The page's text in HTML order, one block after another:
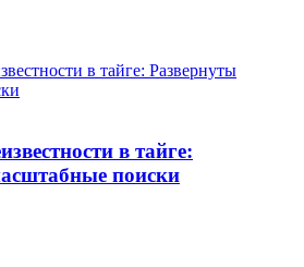
в тайге:
поиски